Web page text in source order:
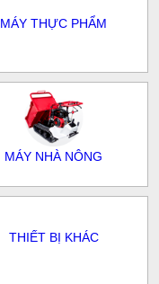
MÁY THỰC PHẨM
MÁY NHÀ NÔNG
THIẾT BỊ KHÁC